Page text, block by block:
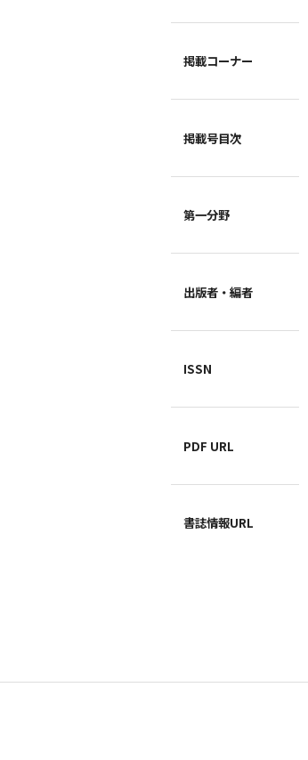
掲載コーナー
掲載号目次
第一分野
出版者・編者
ISSN
PDF URL
書誌情報URL